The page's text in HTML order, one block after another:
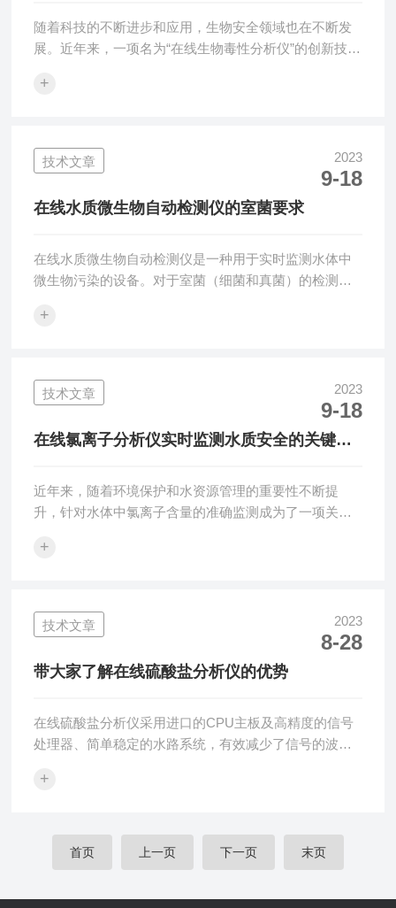
随着科技的不断进步和应用，生物安全领域也在不断发
展。近年来，一项名为“在线生物毒性分析仪”的创新技术
检测的方式，为实时监测和预警提供了重要手段。传统
则采用了先进的生物传感器和数据处理算法，能够实
时、准确地监测环境中的生物毒性。在线生物毒性分析
仪的工作原理是通过生物传感器捕获环境中的生物指
标，并将其转化为电信号。这些指标可以包括细胞活
+
技术文章 2023
9-18
在线水质微生物自动检测仪的室菌要求
在线水质微生物自动检测仪是一种用于实时监测水体中
微生物污染的设备。对于室菌（细菌和真菌）的检测，
度，能够检测到低浓度的室内细菌和真菌。这样可以提
微生物。这有助于进行更准确的风险评估和采取相应措
施。快速性：设备需要具备快速获取结果和报警功能，
以便及时采取控制措施，避免进一步扩散。自动化：自
动检测仪器应该具备自动化操作功能，包括样品处理、
+
技术文章 2023
9-18
在线氯离子分析仪实时监测水质安全的关键工
近年来，随着环境保护和水资源管理的重要性不断提
升，针对水体中氯离子含量的准确监测成为了一项关键
实时监测水质安全方面发挥着重要作用。在线氯离子分
段，能够在水样中直接检测和定量分析氯离子的含量。
相较于传统的离线分析方法，在线氯离子分析仪具有以
下几个显著优势：1.实时监测能力：分析仪能够实时获
取水样中氯离子的含量数据，可以提供24小时持续监
+
技术文章 2023
8-28
带大家了解在线硫酸盐分析仪的优势
在线硫酸盐分析仪采用进口的CPU主板及高精度的信号
处理器、简单稳定的水路系统，有效减少了信号的波
隔离，保证分析仪可以长时间稳定运行。可适用于多种
的传感器和分析技术，能够实时监测硫酸盐浓度，并提
供高精度的测量结果。实时监测：在线硫酸盐分析仪能
+
首页 上一页 下一页 末页